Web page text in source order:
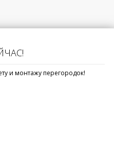
и монтажу перегородок!